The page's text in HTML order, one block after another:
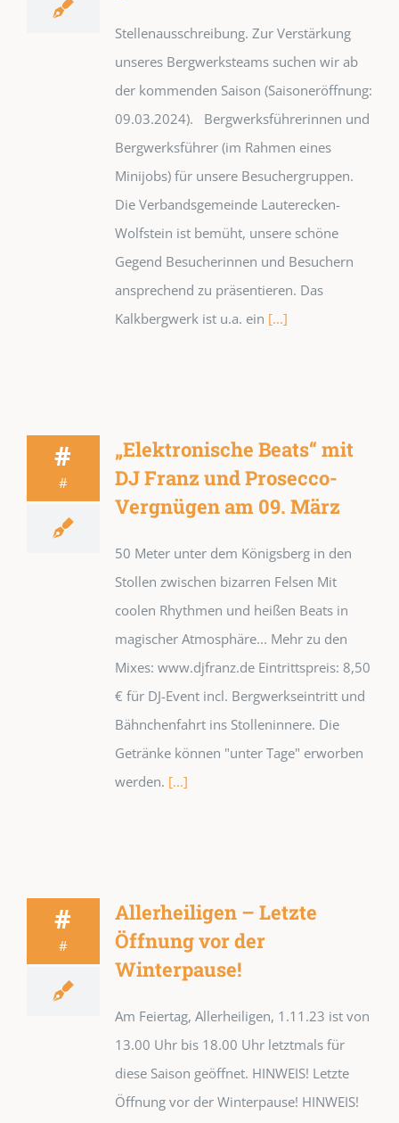
Stellenausschreibung. Zur Verstärkung
unseres Bergwerksteams suchen wir ab
der kommenden Saison (Saisoneröffnung:
09.03.2024). Bergwerksführerinnen und
Bergwerksführer (im Rahmen eines
Minijobs) für unsere Besuchergruppen.
Die Verbandsgemeinde Lauterecken-
Wolfstein ist bemüht, unsere schöne
Gegend Besucherinnen und Besuchern
ansprechend zu präsentieren. Das
Kalkbergwerk ist u.a. ein [...]
#
#
„Elektronische Beats“ mit
DJ Franz und Prosecco-
Vergnügen am 09. März
50 Meter unter dem Königsberg in den
Stollen zwischen bizarren Felsen Mit
coolen Rhythmen und heißen Beats in
magischer Atmosphäre... Mehr zu den
Mixes: www.djfranz.de Eintrittspreis: 8,50
€ für DJ-Event incl. Bergwerkseintritt und
Bähnchenfahrt ins Stolleninnere. Die
Getränke können "unter Tage" erworben
werden. [...]
#
#
Allerheiligen – Letzte
Öffnung vor der
Winterpause!
Am Feiertag, Allerheiligen, 1.11.23 ist von
13.00 Uhr bis 18.00 Uhr letztmals für
diese Saison geöffnet. HINWEIS! Letzte
Öffnung vor der Winterpause! HINWEIS!